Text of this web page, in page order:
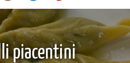
piacentini